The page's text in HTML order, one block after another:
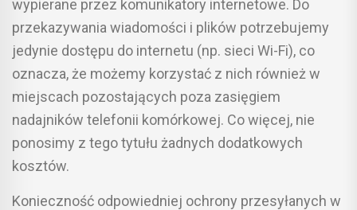
wypierane przez komunikatory internetowe. Do
przekazywania wiadomości i plików potrzebujemy
jedynie dostępu do internetu (np. sieci Wi-Fi), co
oznacza, że możemy korzystać z nich również w
miejscach pozostających poza zasięgiem
nadajników telefonii komórkowej. Co więcej, nie
ponosimy z tego tytułu żadnych dodatkowych
kosztów.
Konieczność odpowiedniej ochrony przesyłanych w